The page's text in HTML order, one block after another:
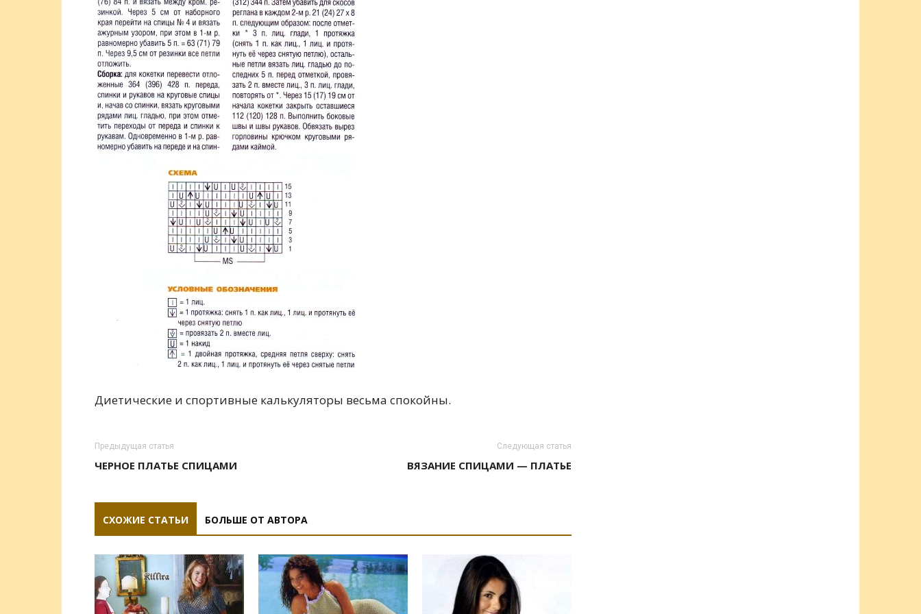
Диетические и спортивные калькуляторы весьма спокойны.
Предыдущая статья
ЧЕРНОЕ ПЛАТЬЕ СПИЦАМИ
Следующая статья
ВЯЗАНИЕ СПИЦАМИ — ПЛАТЬЕ
СХОЖИЕ СТАТЬИ БОЛЬШЕ ОТ АВТОРА